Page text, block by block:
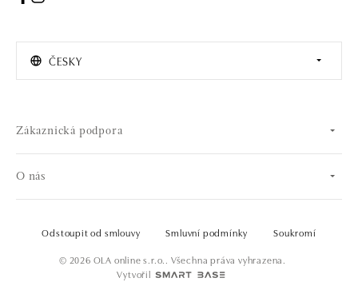
ČESKY
Zákaznická podpora
O nás
© 2026 OLA online s.r.o.. Všechna práva vyhrazena.
Vytvořil
Odstoupit od smlouvy Smluvní podmínky Soukromí